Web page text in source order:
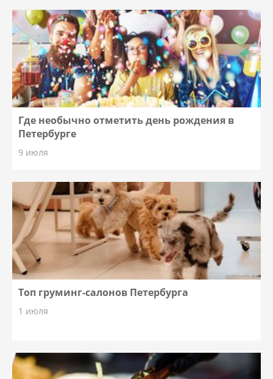
Где необычно отметить день рождения в
Петербурге
9 июля
Топ груминг-салонов Петербурга
1 июля